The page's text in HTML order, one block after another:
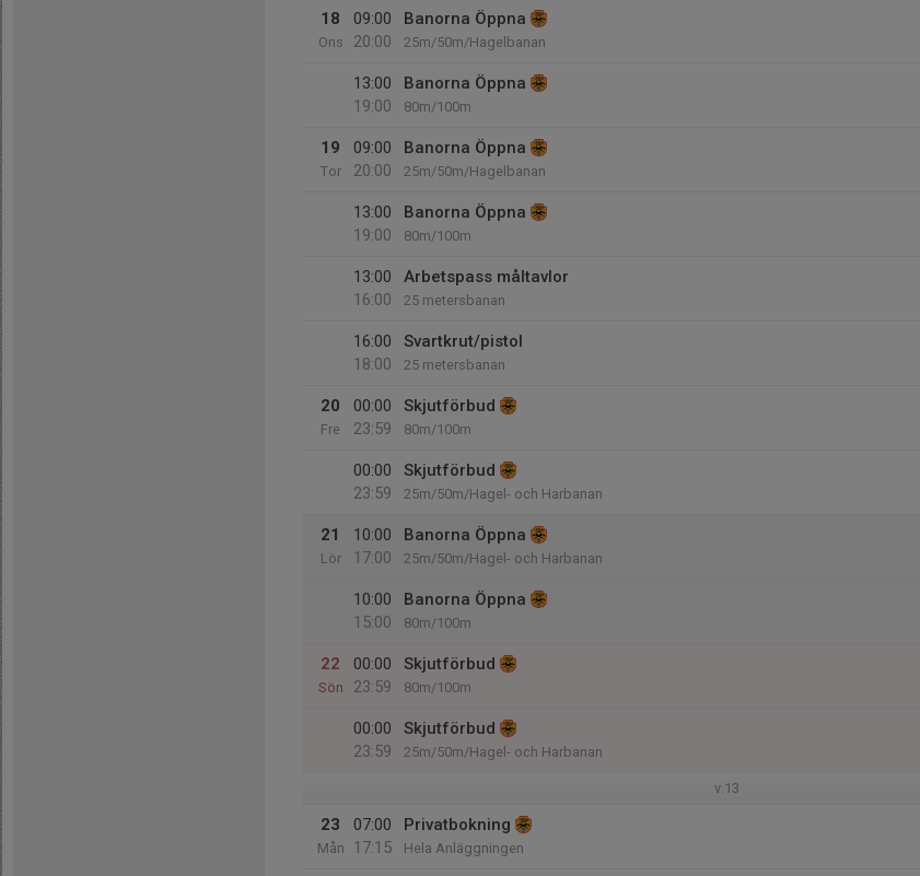
18
Ons
09:00
20:00
Banorna Öppna
25m/50m/Hagelbanan
13:00
19:00
Banorna Öppna
80m/100m
19
Tor
09:00
20:00
Banorna Öppna
25m/50m/Hagelbanan
13:00
19:00
Banorna Öppna
80m/100m
13:00
16:00
Arbetspass måltavlor
25 metersbanan
16:00
18:00
Svartkrut/pistol
25 metersbanan
20
Fre
00:00
23:59
Skjutförbud
80m/100m
00:00
23:59
Skjutförbud
25m/50m/Hagel- och Harbanan
21
Lör
10:00
17:00
Banorna Öppna
25m/50m/Hagel- och Harbanan
10:00
15:00
Banorna Öppna
80m/100m
22
Sön
00:00
23:59
Skjutförbud
80m/100m
00:00
23:59
Skjutförbud
25m/50m/Hagel- och Harbanan
v.13
23
Mån
07:00
17:15
Privatbokning
Hela Anläggningen